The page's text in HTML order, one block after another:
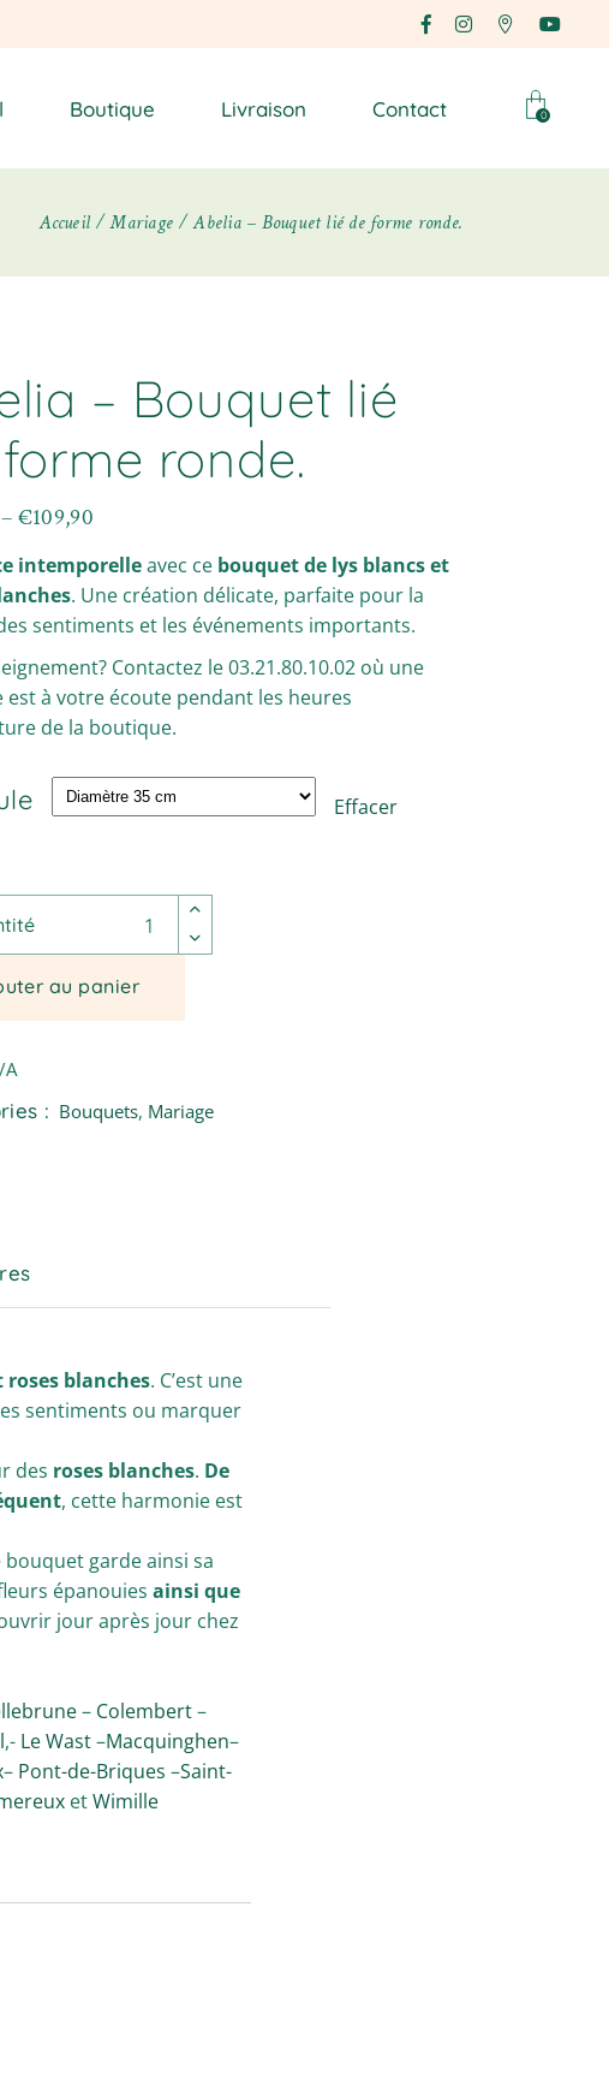
Boutique Livraison Contact 0
Accueil Mariage Abelia – Bouquet lié de forme ronde.
– Bouquet lié
ronde.
– €109,90
intemporelleavec ce bouquet de lys blancs et
. Une création délicate, parfaite pour la
sentiments et les événements importants.
Contactez le 03.21.80.10.02 où une
est à votre écoute pendant les heures
de la boutique.
Effacer
lié de forme ronde. quantité
au panier
A
: Bouquets, Mariage
blanches. C’est une
sentiments ou marquer
des roses blanches. De
, cette harmonie est
bouquet garde ainsi sa
épanouies ainsi que
jour après jour chez
– Colembert–
,- Le Wast–Macquinghen–
– Pont-de-Briques –Saint-
etWimille